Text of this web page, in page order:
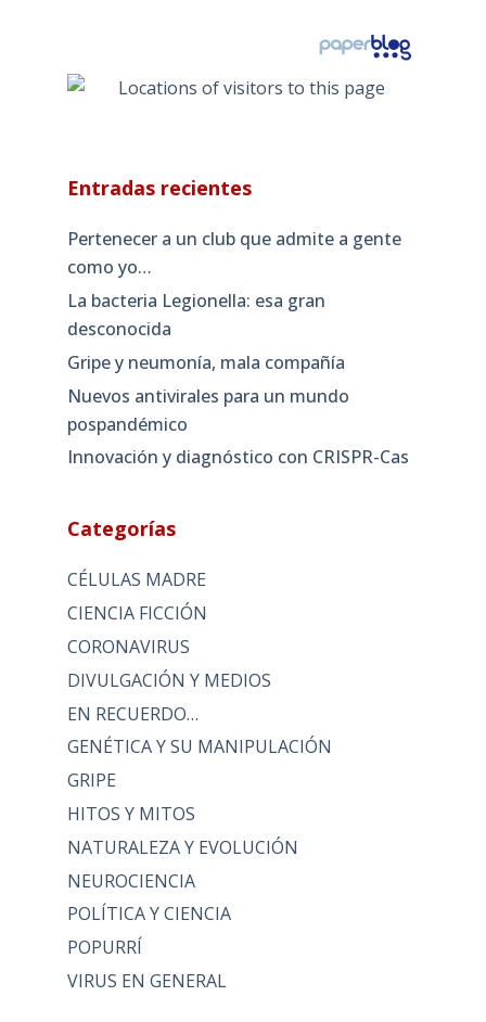
Entradas recientes
Pertenecer a un club que admite a gente
como yo…
La bacteria Legionella: esa gran
desconocida
Gripe y neumonía, mala compañía
Nuevos antivirales para un mundo
pospandémico
Innovación y diagnóstico con CRISPR-Cas
Categorías
CÉLULAS MADRE
CIENCIA FICCIÓN
CORONAVIRUS
DIVULGACIÓN Y MEDIOS
EN RECUERDO…
GENÉTICA Y SU MANIPULACIÓN
GRIPE
HITOS Y MITOS
NATURALEZA Y EVOLUCIÓN
NEUROCIENCIA
POLÍTICA Y CIENCIA
POPURRÍ
VIRUS EN GENERAL